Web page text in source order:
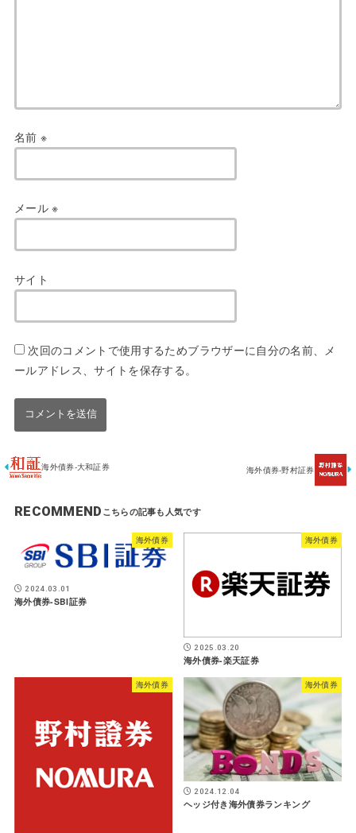
名前 ※
メール※
サイト
次回のコメントで使用するためブラウザーに自分の名前、メ
ールアドレス、サイトを保存する。
海外債券-大和証券 海外債券-野村証券
RECOMMEND
海外債券
2024.03.01
海外債券-SBI証券
海外債券
2025.03.20
海外債券-楽天証券
海外債券 海外債券
2024.12.04
ヘッジ付き海外債券ランキング